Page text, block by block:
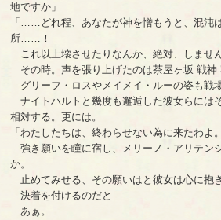
地ですか」
「……どれ程、あなたが神を憎もうと、混沌
所……！
これ以上壊させたりなんか、絶対、しませ
その時。声を張り上げたのは茶屋ヶ坂 戦神
グリーフ・ロスやメイメイ・ルーの姿も戦
ナイトハルトと幾度も邂逅した彼女らには
相対する。更には。
「わたしたちは、終わらせない為に来たわよ
強き願いを瞳に宿し、メリーノ・アリテン
か。
止めてみせる、その願いはと彼女は心に抱
決着を付けるのだと――
あぁ。